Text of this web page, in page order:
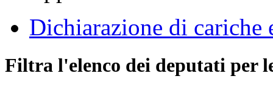
Dichiarazione di cariche
Filtra l'elenco dei deputati per